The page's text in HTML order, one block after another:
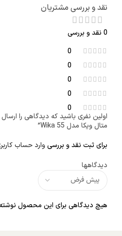
نقد و بررسی مشتریان
0 نقد و بررسی
0
0
0
0
0
دیدگاهها
هیچ دیدگاهی برای این محصول
اولین نفری باشید که دیدگاهی را
متال ویکا مدل Wika 55”
برای ثبت نقد و بررسیوارد حساب